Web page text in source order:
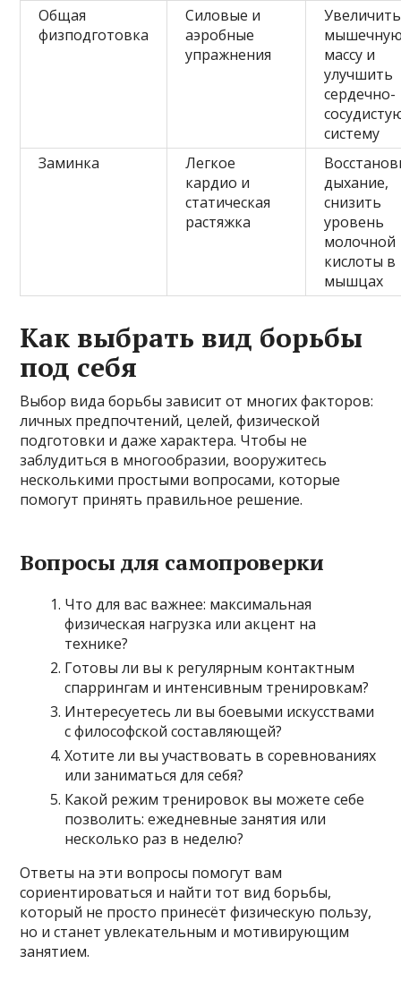
Общая
физподготовка
Силовые и
аэробные
упражнения
Увеличить
массу и
улучшить
сердечно-
систему
Заминка
Легкое
кардио и
статическая
растяжка
дыхание,
снизить
уровень
молочной
кислоты в
мышцах
Как выбрать вид борьбы
под себя
Выбор вида борьбы зависит от многих факторов:
личных предпочтений, целей, физической
подготовки и даже характера. Чтобы не
заблудиться в многообразии, вооружитесь
несколькими простыми вопросами, которые
помогут принять правильное решение.
Вопросы для самопроверки
Что для вас важнее: максимальная
физическая нагрузка или акцент на
технике?
Готовы ли вы к регулярным контактным
спаррингам и интенсивным тренировкам?
Интересуетесь ли вы боевыми искусствами
с философской составляющей?
Хотите ли вы участвовать в соревнованиях
или заниматься для себя?
Какой режим тренировок вы можете себе
позволить: ежедневные занятия или
несколько раз в неделю?
Ответы на эти вопросы помогут вам
сориентироваться и найти тот вид борьбы,
который не просто принесёт физическую пользу,
но и станет увлекательным и мотивирующим
занятием.